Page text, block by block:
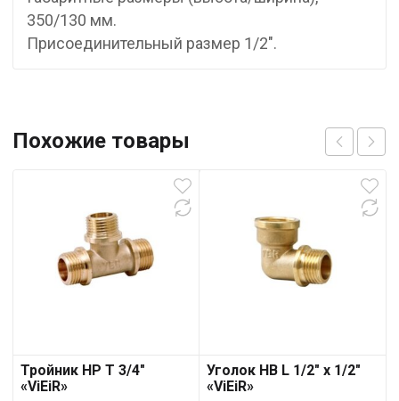
350/130 мм.
Присоединительный размер 1/2″.
Похожие товары
Тройник НР T 3/4″
«ViEiR»
Уголок НВ L 1/2″ х 1/2″
«ViEiR»